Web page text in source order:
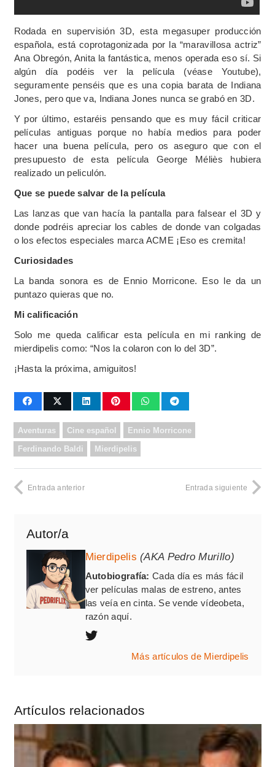
Rodada en supervisión 3D, esta megasuper producción
española, está coprotagonizada por la “maravillosa actriz”
Ana Obregón, Anita la fantástica, menos operada eso sí. Si
algún día podéis ver la película (véase Youtube),
seguramente penséis que es una copia barata de Indiana
Jones, pero que va, Indiana Jones nunca se grabó en 3D.
Y por último, estaréis pensando que es muy fácil criticar
películas antiguas porque no había medios para poder
hacer una buena película, pero os aseguro que con el
presupuesto de esta película George Méliès hubiera
realizado un peliculón.
Que se puede salvar de la película
Las lanzas que van hacía la pantalla para falsear el 3D y
donde podréis apreciar los cables de donde van colgadas
o los efectos especiales marca ACME ¡Eso es cremita!
Curiosidades
La banda sonora es de Ennio Morricone. Eso le da un
puntazo quieras que no.
Mi calificación
Solo me queda calificar esta película en mi ranking de
mierdipelis como: “Nos la colaron con lo del 3D”.
¡Hasta la próxima, amiguitos!
Aventuras Cine español Ennio Morricone
Ferdinando Baldi Mierdipelis
Entrada anterior Entrada siguiente
Autor/a
Mierdipelis (AKA Pedro Murillo)
Autobiografía: Cada día es más fácil
ver películas malas de estreno, antes
las veía en cinta. Se vende vídeobeta,
razón aquí.
Más artículos de Mierdipelis
Artículos relacionados